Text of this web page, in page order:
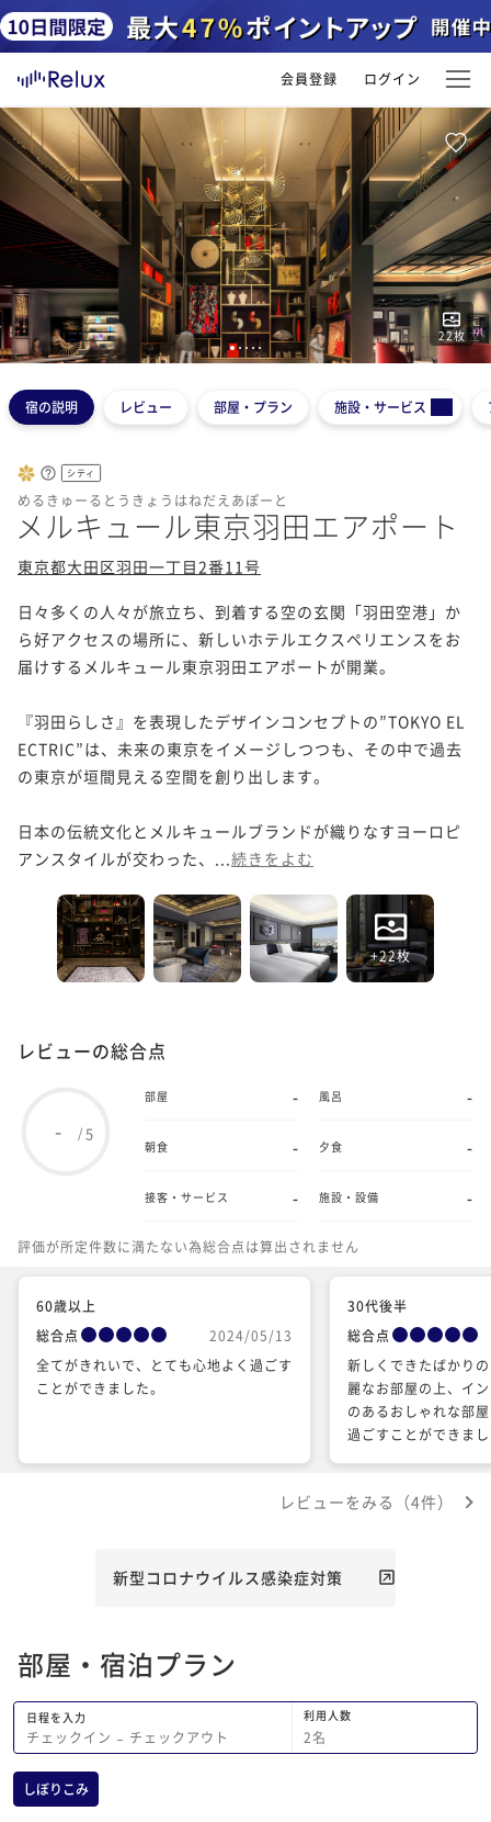
会員登録 ログイン
22枚
12 3 4 5
宿の説明 レビュー 部屋・プラン 施設・サービス
シティ
めるきゅーるとうきょうはねだえあぽーと
メルキュール東京羽田エアポート
東京都大田区羽田一丁目2番11号
日々多くの人々が旅立ち、到着する空の玄関「羽田空港」か
ら好アクセスの場所に、新しいホテルエクスペリエンスをお
届けするメルキュール東京羽田エアポートが開業。
『羽田らしさ』を表現したデザインコンセプトの”TOKYO EL
ECTRIC”は、未来の東京をイメージしつつも、その中で過去
の東京が垣間見える空間を創り出します。
日本の伝統文化とメルキュールブランドが織りなすヨーロピ
アンスタイルが交わった、... 続きをよむ
+22枚
レビューの総合点
- /5
部屋 - 風呂 -
朝食 - 夕食 -
接客・サービス - 施設・設備 -
評価が所定件数に満たない為総合点は算出されません
60歳以上
総合点
2024/05/13
全てがきれいで、とても心地よく過ごす
ことができました。
30代後半
総合点
新しくできたばかり
麗なお部屋の上、イ
のあるおしゃれな部
過ごすことができま
迎バスが出てたのは
レビューをみる（4件）
新型コロナウイルス感染症対策
部屋・宿泊プラン
日程を入力
チェックイン − チェックアウト
利用人数
2名
しぼりこみ